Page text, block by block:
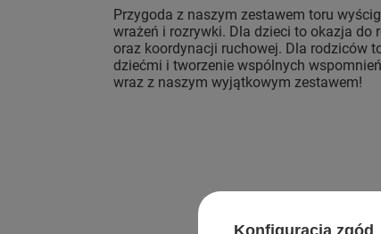
Przygoda z naszym zestawem toru
wrażeń i rozrywki. Dla dzieci to okazja
oraz koordynacji ruchowej. Dla rodziców
dziećmi i tworzenie wspólnych
wraz z naszym wyjątkowym zestawem!
Konfiguracja zgód